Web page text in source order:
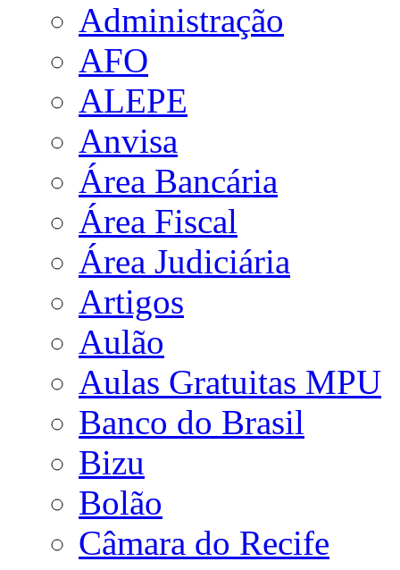
Administração
AFO
ALEPE
Anvisa
Área Bancária
Área Fiscal
Área Judiciária
Artigos
Aulão
Aulas Gratuitas MPU
Banco do Brasil
Bizu
Bolão
Câmara do Recife